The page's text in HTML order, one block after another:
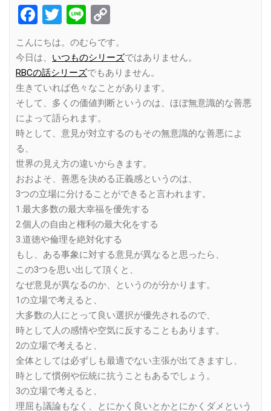
Facebook
Twitter
Line
Link
こんにちは。のむらです。
今日は、 いつものシリーズではありません。
RBCの話シリーズでもありません。
生きていれば色々なことがあります。
そして、多くの価値判断というのは、ほぼ無意識的な善悪
によって語られます。
時として、意見が対立するのもその無意識的な善悪によ
る、
世界の見え方の違いからきます。
おおよそ、善悪を決める正義感というのは、
3つの立場に分けることができると言われます。
1.最大多数の最大幸福を優先する
2.個人の自由と権利の最大化をする
3.道徳や倫理を絶対化する
もし、ある事象に対する意見が異なると思ったら、
この3つを思い出して頂くと、
なぜ意見が異なるのか、というのが分かります。
1の立場で考えると、
大多数の人にとって良い選択が優先されるので、
時として人の感情や空気に反することもあります。
2の立場で考えると、
全体としては必ずしも最適でない主張が出てきますし、
時として慣例や伝統に抗うこともあるでしょう。
3の立場で考えると、
理屈も議論もなく、とにかく良いとかとにかくダメという